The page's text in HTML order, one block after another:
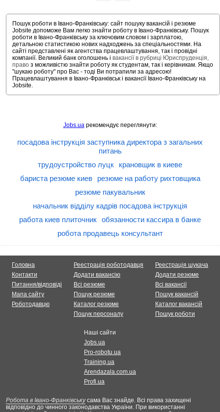
Пошук роботи в Івано-Франківську: сайт пошуку вакансій і резюме
Jobsite допоможе Вам легко знайти роботу в Івано-Франківську. Пошук
роботи в Івано-Франківську за ключовим словом і зарплатою,
детальною статистикою нових надходжень за спеціальностями. На
сайті представлені як агентства працевлаштування, так і провідні
компанії. Великий банк оголошень і вакансії в рубриці Юриспруденція,
право з можливістю знайти роботу як студентам, так і керівникам. Якщо
"шукаю роботу" про Вас - тоді Ви потрапили за адресою!
Працевлаштування в Івано-Франківськ і вакансії Івано-Франківську на
Jobsite.
Jobs.uaрекомендує переглянути:
посадова інструкція заступника директора з загальних
питань
трудоустройство луцк
крановщик в киеве
бариста резюме киев
резюме на работу рихтовщика
резюме пакувальник
начальник відділу кадрів посадова інструкція
работа киев плиточник обязанности кассира в банке
робота продавець консультант
Головна
Контакти
Питання/відповіді
Мапа сайту
Роботодавцю
Реестрація роботодавця
Додати вакансію
Всі резюме
Пошук резюме
Каталог резюме
Пошук персоналу
Реестрація шукача
Додати резюме
Всі вакансії
Пошук вакансій
Каталог вакансій
Пошук роботи
Наші сайти
Jobs.ua
Pro-robotu.ua
Training.ua
Arendazala.com.ua
Profi.ua
Робота в Івано-Франківськусама Вас знайде. Всі права захищені
відповідно до чинного законодавства України. При використанні